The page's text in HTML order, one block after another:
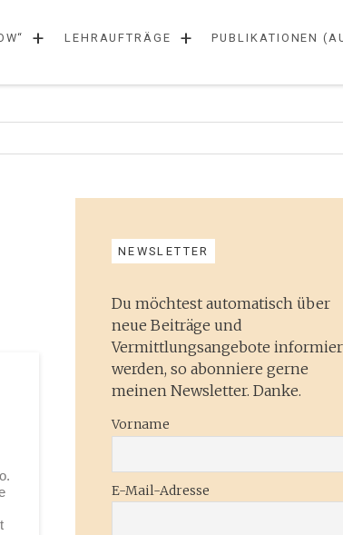
+ LEHRAUFTRÄGE + PUBLIKATIONEN
NEWSLETTER
Du möchtest automatisch über
neue Beiträge und
Vermittlungsangebote
werden, so abonniere gerne
meinen Newsletter. Danke.
Vorname
E-Mail-Adresse